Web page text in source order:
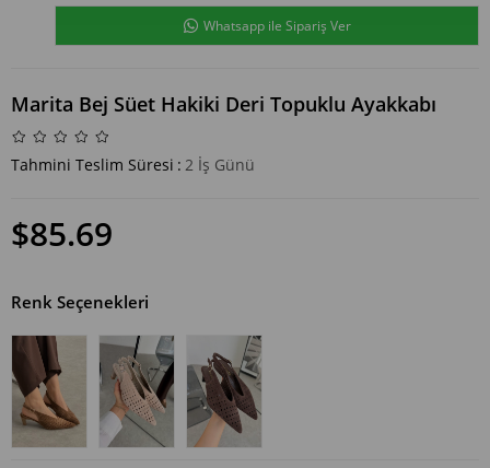
Whatsapp ile Sipariş Ver
Marita Bej Süet Hakiki Deri Topuklu Ayakkabı
Tahmini Teslim Süresi : 2 İş Günü
$85.69
Renk Seçenekleri